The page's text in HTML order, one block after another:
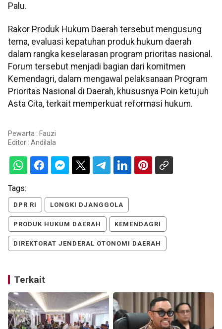
Palu.
Rakor Produk Hukum Daerah tersebut mengusung
tema, evaluasi kepatuhan produk hukum daerah
dalam rangka keselarasan program prioritas nasional.
Forum tersebut menjadi bagian dari komitmen
Kemendagri, dalam mengawal pelaksanaan Program
Prioritas Nasional di Daerah, khususnya Poin ketujuh
Asta Cita, terkait memperkuat reformasi hukum.
Pewarta : Fauzi
Editor : Andilala
Tags:
DPR RI LONGKI DJANGGOLA
PRODUK HUKUM DAERAH KEMENDAGRI
DIREKTORAT JENDERAL OTONOMI DAERAH
Terkait